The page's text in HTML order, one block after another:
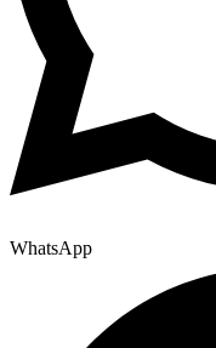
WhatsApp